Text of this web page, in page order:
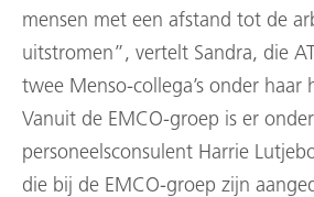
mensen met een afstand tot de
uitstromen”, vertelt Sandra, die
twee Menso-collega’s onder haar
Vanuit de EMCO-groep is er
personeelsconsulent Harrie
die bij de EMCO-groep zijn